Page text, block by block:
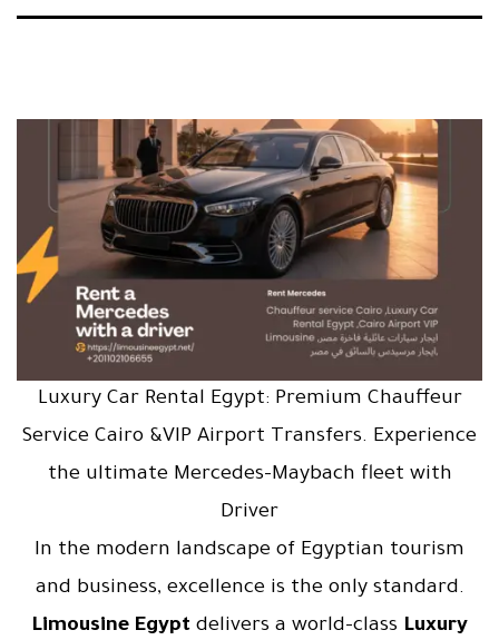
Luxury Car Rental Egypt: Premium Chauffeur
Service Cairo &VIP Airport Transfers. Experience
the ultimate Mercedes-Maybach fleet with
Driver
In the modern landscape of Egyptian tourism
and business, excellence is the only standard.
Limousine Egypt delivers a world-class Luxury